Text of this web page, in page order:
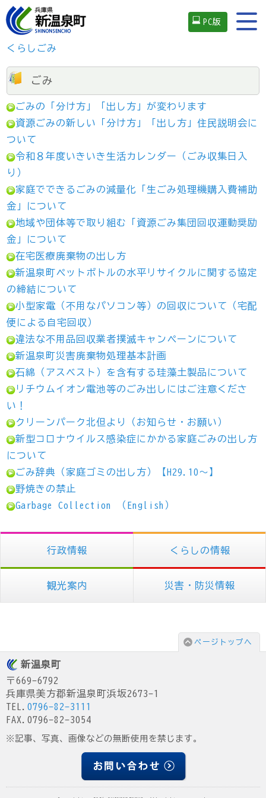
PC版
くらし ごみ
ごみ
ごみの「分け方」「出し方」が変わります
資源ごみの新しい「分け方」「出し方」住民説明会に
ついて
令和８年度いきいき生活カレンダー（ごみ収集日入
り）
家庭でできるごみの減量化「生ごみ処理機購入費補助
金」について
地域や団体等で取り組む「資源ごみ集団回収運動奨励
金」について
在宅医療廃棄物の出し方
新温泉町ペットボトルの水平リサイクルに関する協定
の締結について
小型家電（不用なパソコン等）の回収について（宅配
便による自宅回収）
違法な不用品回収業者撲滅キャンペーンについて
新温泉町災害廃棄物処理基本計画
石綿（アスベスト）を含有する珪藻土製品について
リチウムイオン電池等のごみ出しにはご注意くださ
い！
クリーンパーク北但より（お知らせ・お願い）
新型コロナウイルス感染症にかかる家庭ごみの出し方
について
ごみ辞典（家庭ゴミの出し方）【H29.10～】
野焼きの禁止
Garbage Collection （English）
行政情報 くらしの情報
観光案内 災害・防災情報
ページトップへ
新温泉町
〒669-6792
兵庫県美方郡新温泉町浜坂2673-1
TEL. 0796-82-3111
FAX.0796-82-3054
※記事、写真、画像などの無断使用を禁じます。